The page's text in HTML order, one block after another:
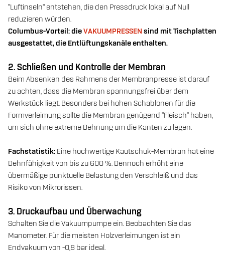
"Luftinseln" entstehen, die den Pressdruck lokal auf Null
reduzieren würden.
Columbus-Vorteil: dieVAKUUMPRESSEN sind mit Tischplatten
ausgestattet, die Entlüftungskanäle enthalten.
2. Schließen und Kontrolle der Membran
Beim Absenken des Rahmens der Membranpresse ist darauf
zu achten, dass die Membran spannungsfrei über dem
Werkstück liegt. Besonders bei hohen Schablonen für die
Formverleimung sollte die Membran genügend "Fleisch" haben,
um sich ohne extreme Dehnung um die Kanten zu legen.
Fachstatistik: Eine hochwertige Kautschuk-Membran hat eine
Dehnfähigkeit von bis zu 600 %. Dennoch erhöht eine
übermäßige punktuelle Belastung den Verschleiß und das
Risiko von Mikrorissen.
3. Druckaufbau und Überwachung
Schalten Sie die Vakuumpumpe ein. Beobachten Sie das
Manometer. Für die meisten Holzverleimungen ist ein
Endvakuum von -0,8 bar ideal.